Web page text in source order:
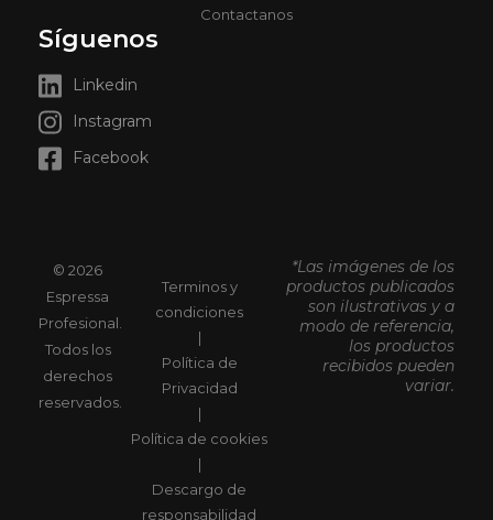
Contactanos
Síguenos
Linkedin
Instagram
Facebook
© 2026
Espressa
Profesional.
Todos los
derechos
reservados.
Terminos y
condiciones
|
Política de
Privacidad
|
Política de cookies
|
Descargo de
responsabilidad
*Las imágenes de los
productos publicados
son ilustrativas y a
modo de referencia,
los productos
recibidos pueden
variar.